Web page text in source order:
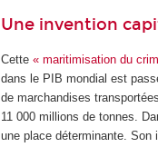
Une invention
Cette« maritimisation du
dans le PIB mondial est
de marchandises
11 000 millions de tonnes.
une place déterminante. Son